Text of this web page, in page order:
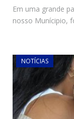
Em uma grande
nosso Munícipio,
NOTÍCIAS